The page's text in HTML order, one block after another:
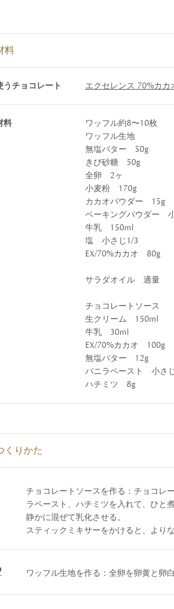
料
うチョコレート エクセレンス 70%カカ
料
ワッフル約8〜10枚
ワッフル生地
無塩バター 50g
きび砂糖 50g
全卵 2ヶ
小麦粉 170g
カカオパウダー 15g
ベーキングパウダー
牛乳 150ml
塩 小さじ1/3
EX/70%カカオ 80g
サラダオイル 適量
チョコレートソース
生クリーム 150ml
牛乳 30ml
EX/70%カカオ 100g
無塩バター 12g
バニラペースト 小さ
ハチミツ 8g
くりかた
チョコレートソースを作る：チョコレ
ラペースト、ハチミツを入れて、ひと
静かに混ぜて乳化させる。
スティックミキサーをかけると、より
ワッフル生地を作る：全卵を卵黄と卵